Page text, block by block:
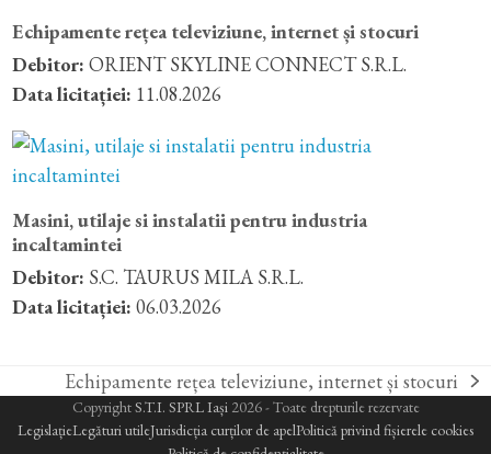
Echipamente rețea televiziune, internet și stocuri
Debitor: ORIENT SKYLINE CONNECT S.R.L.
Data licitației: 11.08.2026
Masini, utilaje si instalatii pentru industria
incaltamintei
Debitor: S.C. TAURUS MILA S.R.L.
Data licitației: 06.03.2026
next
post:
Echipamente rețea televiziune, internet și stocuri
CopyrightS.T.I. SPRL Iași2026 - Toate drepturile rezervate
LegislațieLegături utileJurisdicția curților de apelPolitică privind fișierele cookies